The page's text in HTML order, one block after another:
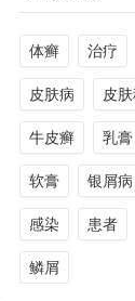
体癣 治疗
皮肤病 皮
牛皮癣 乳膏
软膏 银屑病
感染 患者
鳞屑